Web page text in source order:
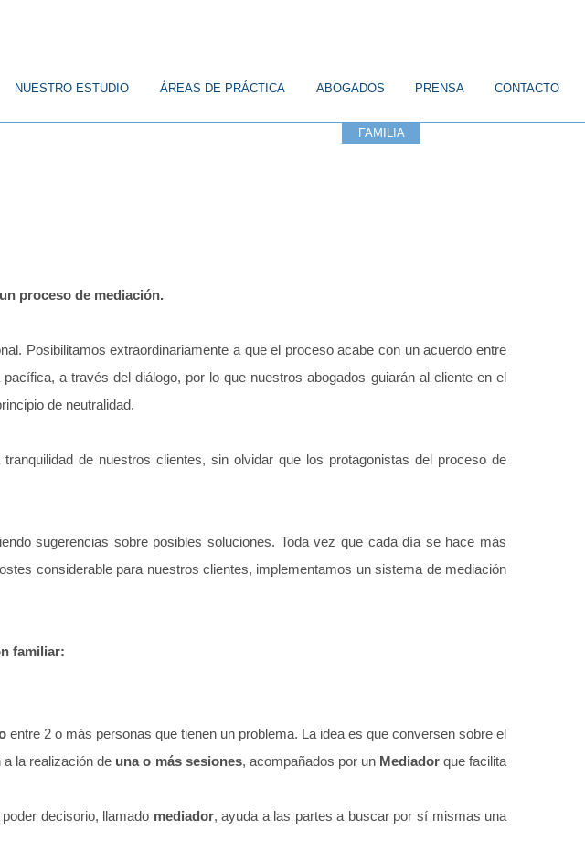
NUESTRO ESTUDIO ÁREAS DE PRÁCTICA ABOGADOS PRENSA CONTACTO
FAMILIA
proceso de mediación.
Posibilitamos extraordinariamente a que el proceso acabe con un acuerdo entre
a través del diálogo, por lo que nuestros abogados guiarán al cliente en el
de neutralidad.
de nuestros clientes, sin olvidar que los protagonistas del proceso de
sugerencias sobre posibles soluciones. Toda vez que cada día se hace más
considerable para nuestros clientes, implementamos un sistema de mediación
familiar:
entre 2 o más personas que tienen un problema. La idea es que conversen sobre el
la realización de una o más sesiones, acompañados por un Mediador que facilita
decisorio, llamado mediador, ayuda a las partes a buscar por sí mismas una